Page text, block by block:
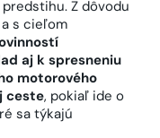
Z dôvodu
s cieľom
aj k spresneniu
motorového
ceste, pokiaľ ide o
sa týkajú